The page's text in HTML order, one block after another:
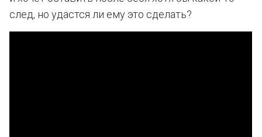
след, но удастся ли ему это сделать?